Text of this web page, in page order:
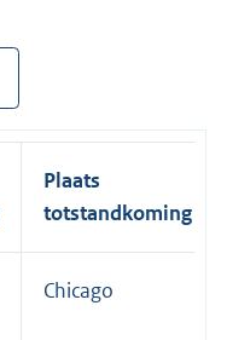
Plaats
totstandkoming
Chicago